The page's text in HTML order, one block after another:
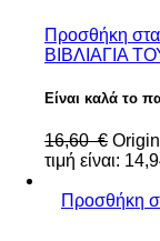
Προσθήκη
ΒΙΒΛΙΑΓΙΑ
Είναι καλά το
16,60 €
τιμή είναι:
Προσθήκη